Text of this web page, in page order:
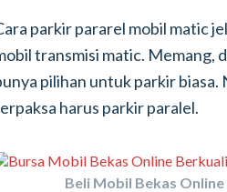
parkir pararel mobil matic
transmisi matic. Memang,
pilihan untuk parkir
harus parkir paralel.
Beli Mobil Bekas